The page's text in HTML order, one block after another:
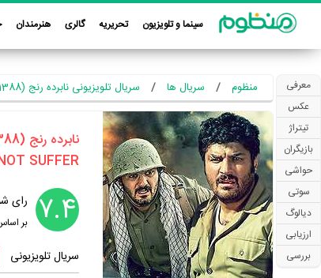
سینما و تلویزیون تحریریه گالری هنرمندان
معرفی
عکس
تیتراژ
بازیگران
حواشی
سوتی
دیالوگ
ارزیابی
بررسی
منظوم سریال ها سریال تلویزیونی نابرده رنج (1388)
‏نابرده رنج‏ (1388)
7.4 رای
بر
سریال تلویزیونی